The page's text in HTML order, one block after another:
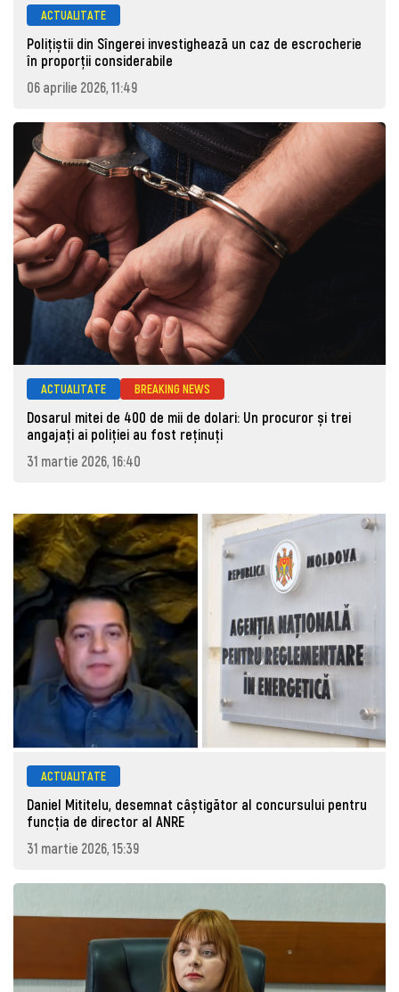
ACTUALITATE
Polițiștii din Sîngerei investighează un caz de escrocherie
în proporții considerabile
06 aprilie 2026, 11:49
ACTUALITATE BREAKING NEWS
Dosarul mitei de 400 de mii de dolari: Un procuror și trei
angajați ai poliției au fost reținuți
31 martie 2026, 16:40
ACTUALITATE
Daniel Mititelu, desemnat câștigător al concursului pentru
funcția de director al ANRE
31 martie 2026, 15:39